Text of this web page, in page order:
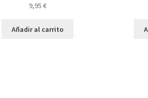
9,95 €
Añadir al carrito